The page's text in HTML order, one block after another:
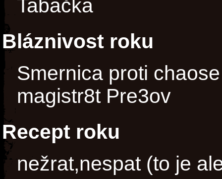
Tabačka
Bláznivost roku
Smernica proti
magistr8t Pre3ov
Recept roku
nežrat,nespat (to je